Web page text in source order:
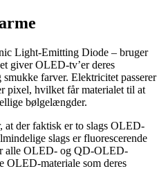
Light-Emitting Diode – bruger
giver OLED-tv’er deres
farver. Elektricitet passerer
pixel, hvilket får materialet til at
bølgelængder.
at der faktisk er to slags OLED-
slags er fluorescerende
alle OLED- og QD-OLED-
OLED-materiale som deres